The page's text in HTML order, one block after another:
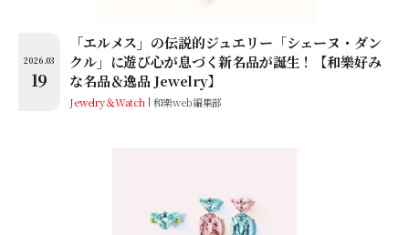
2026.03
19
「エルメス」の伝説的ジュエリー「シェーヌ・ダン
クル」に遊び心が息づく新名品が誕生！【和樂好み
な名品＆逸品 Jewelry】
Jewelry＆Watch 和樂web編集部